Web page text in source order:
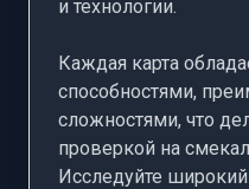
и технологии.
Каждая карта
способностями,
сложностями, что
проверкой на
Исследуйте широкий